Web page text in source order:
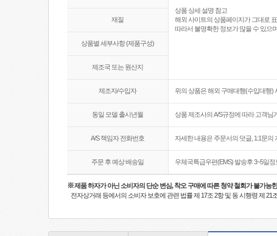
상품 상세 설명 참고
해외 사이트의 상품페이지가 그대로
따라서 불명확한 정보가 많을 수 있으
재질
상품별 세부사항 (제품구성)
제조국 또는 원산지
제조자/수입자 위의 상품은 해외 구매대행(수입대행)
동일 모델 출시년월 상품 제조사의 A/S규정에 따라 고객님
A/S 책임자 전화번호 자세한 내용은 주문서의 덧글, 1:1문
주문 후 예상 배송일 우체국특급우편(EMS) 발송후 3~5일
※제품 하자가 아닌 소비자의 단순 변심, 착오 구매에 따른 청약 철회가 불가능
전자상거래 등에서의 소비자 보호에 관련 법률 제 17조 2항 및 동 시행령 제